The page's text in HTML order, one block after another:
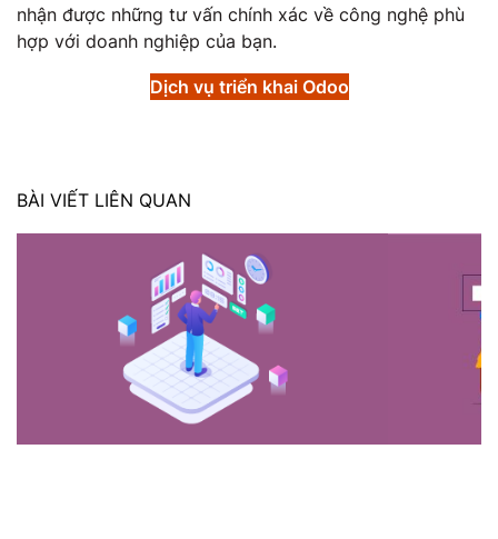
nhận được những tư vấn chính xác về công nghệ phù
hợp với doanh nghiệp của bạn.
Dịch vụ triển khai Odoo
BÀI VIẾT LIÊN QUAN